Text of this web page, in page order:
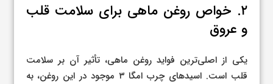
۲. خواص روغن ماهی برای سلامت قلب
و عروق
یکی از اصلی‌ترین فواید روغن ماهی، تأثیر آن بر سلامت
قلب است. اسیدهای چرب امگا ۳ موجود در این روغن، به